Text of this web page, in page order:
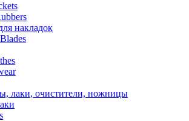
накладок
лаки, очистители, ножницы